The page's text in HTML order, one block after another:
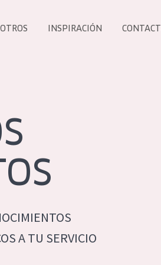
NUESTROS
INSPIRACIÓN
A TU SERVICIO